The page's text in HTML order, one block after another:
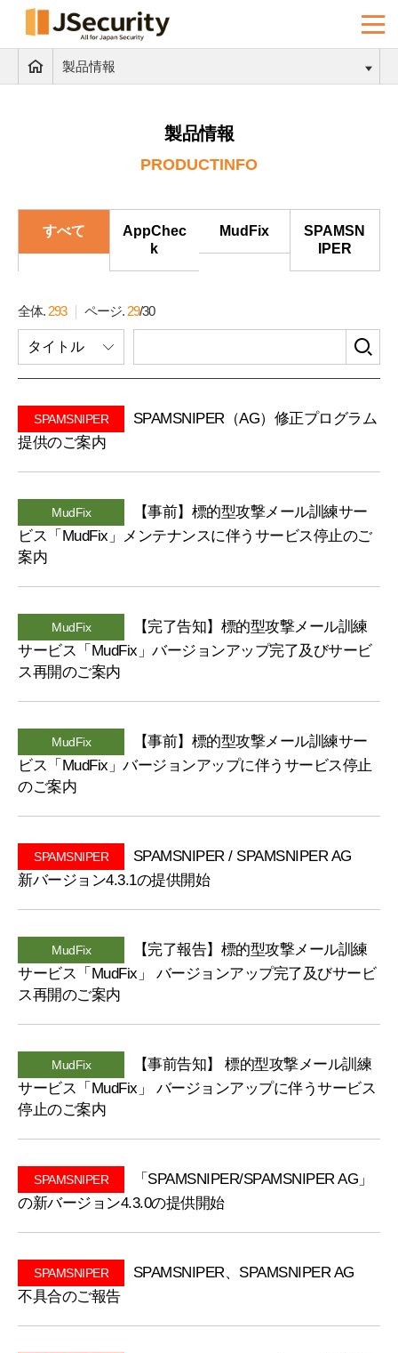
製品情報
製品情報
PRODUCTINFO
すべて
AppChec
k
MudFix
SPAMSN
IPER
全体. 293 ページ. 29/30
索
ー
タイトル
SPAMSNIPER
SPAMSNIPER（AG）修正プログラム
提供のご案内
MudFix
【事前】標的型攻撃メール訓練サー
ビス「MudFix」メンテナンスに伴うサービス停止のご
案内
MudFix
【完了告知】標的型攻撃メール訓練
サービス「MudFix」バージョンアップ完了及びサービ
ス再開のご案内
MudFix
【事前】標的型攻撃メール訓練サー
ビス「MudFix」バージョンアップに伴うサービス停止
のご案内
SPAMSNIPER
SPAMSNIPER / SPAMSNIPER AG
新バージョン4.3.1の提供開始
MudFix
【完了報告】標的型攻撃メール訓練
サービス「MudFix」 バージョンアップ完了及びサービ
ス再開のご案内
MudFix
【事前告知】 標的型攻撃メール訓練
サービス「MudFix」 バージョンアップに伴うサービス
停止のご案内
SPAMSNIPER
「SPAMSNIPER/SPAMSNIPER AG」
の新バージョン4.3.0の提供開始
SPAMSNIPER
SPAMSNIPER、SPAMSNIPER AG
不具合のご報告